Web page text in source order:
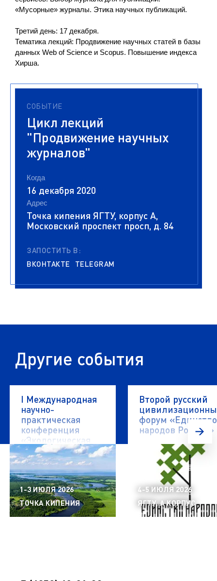
«Мусорные» журналы. Этика научных публикаций.
Третий день: 17 декабря.
Тематика лекций: Продвижение научных статей в базы
данных Web of Science и Scopus. Повышение индекса
Хирша.
СОБЫТИЕ
Цикл лекций
"Продвижение научных
журналов"
Когда
16 декабря 2020
Адрес
Точка кипения ЯГТУ, корпус А,
Московский проспект просп, д. 84
ЗАПОСТИТЬ В:
ВКОНТАКТЕ
TELEGRAM
Другие события
I Международная
научно-
практическая
конференция
«Экологическая
безопасность
водных объектов»
1-3 ИЮЛЯ 2026
ТОЧКА КИПЕНИЯ
Второй русский
форум «Единство
народов России»
4-5 ИЮЛЯ 2026
ЯГТУ, А КОРПУС